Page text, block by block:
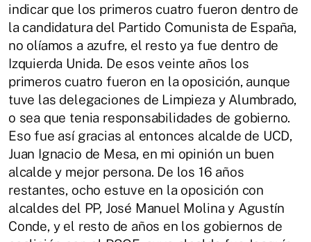
indicar que los primeros cuatro fueron dentro de
la candidatura del Partido Comunista de España,
no olíamos a azufre, el resto ya fue dentro de
Izquierda Unida. De esos veinte años los
primeros cuatro fueron en la oposición, aunque
tuve las delegaciones de Limpieza y Alumbrado,
o sea que tenia responsabilidades de gobierno.
Eso fue así gracias al entonces alcalde de UCD,
Juan Ignacio de Mesa, en mi opinión un buen
alcalde y mejor persona. De los 16 años
restantes, ocho estuve en la oposición con
alcaldes del PP, José Manuel Molina y Agustín
Conde, y el resto de años en los gobiernos de